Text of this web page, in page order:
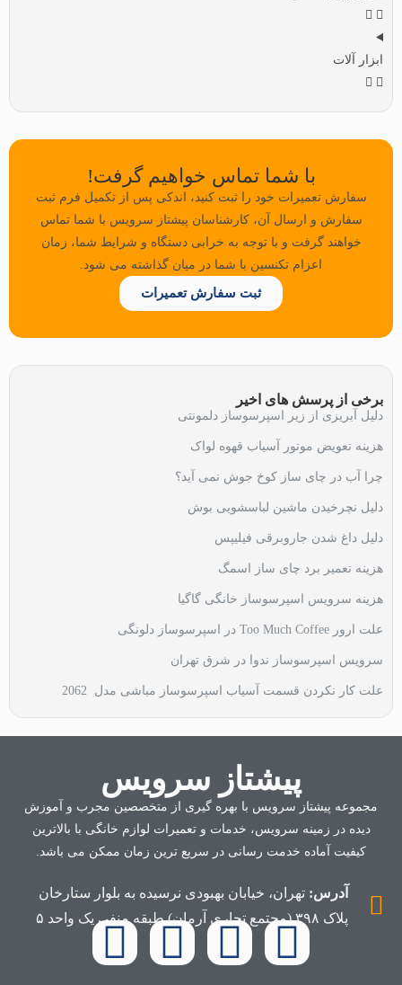
ابزار آلات
با شما تماس خواهیم گرفت!
سفارش تعمیرات خود را ثبت کنید، اندکی پس از تکمیل فرم ثبت
سفارش و ارسال آن، کارشناسان پیشتاز سرویس با شما تماس
خواهند گرفت و با توجه به خرابی دستگاه و شرایط شما، زمان
اعزام تکنسین با شما در میان گذاشته می شود.
ثبت سفارش تعمیرات
برخی از پرسش های اخیر
دلیل آبریزی از زیر اسپرسوساز دلمونتی
هزینه تعویض موتور آسیاب قهوه لواک
چرا آب در چای ساز کوخ جوش نمی آید؟
دلیل نچرخیدن ماشین لباسشویی بوش
دلیل داغ شدن جاروبرقی فیلیپس
هزینه تعمیر برد چای ساز اسمگ
هزینه سرویس اسپرسوساز خانگی گاگیا
علت ارور Too Much Coffee در اسپرسوساز دلونگی
سرویس اسپرسوساز ندوا در شرق تهران
علت کار نکردن قسمت آسیاب اسپرسوساز مباشی مدل 2062
پیشتاز سرویس
مجموعه پیشتاز سرویس با بهره گیری از متخصصین مجرب و آموزش
دیده در زمینه سرویس، خدمات و تعمیرات لوازم خانگی با بالاترین
کیفیت آماده خدمت رسانی در سریع ترین زمان ممکن می باشد.
آدرس: تهران، خیابان بهبودی نرسیده به بلوار ستارخان
پلاک ۳۹۸ (مجتمع تجاری آرمان) طبقه منفی یک واحد ۵